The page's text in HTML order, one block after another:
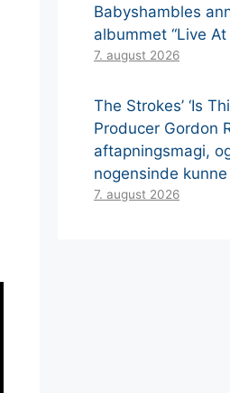
Babyshambles
albummet “Live At
7. august 2026
The Strokes’ ‘Is
Producer Gordon
aftapningsmagi,
nogensinde
7. august 2026